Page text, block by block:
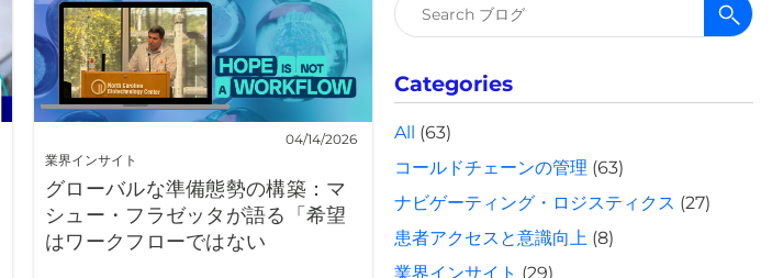
業界インサイト
04/14/2026
グローバルな準備態勢の構築：マ
シュー・フラゼッタが語る「希望
はワークフローではない
検
索:
Categories
All (63)
コールドチェーンの管理 (63)
ナビゲーティング・ロジスティクス (27)
患者アクセスと意識向上(8)
業界インサイト (29)